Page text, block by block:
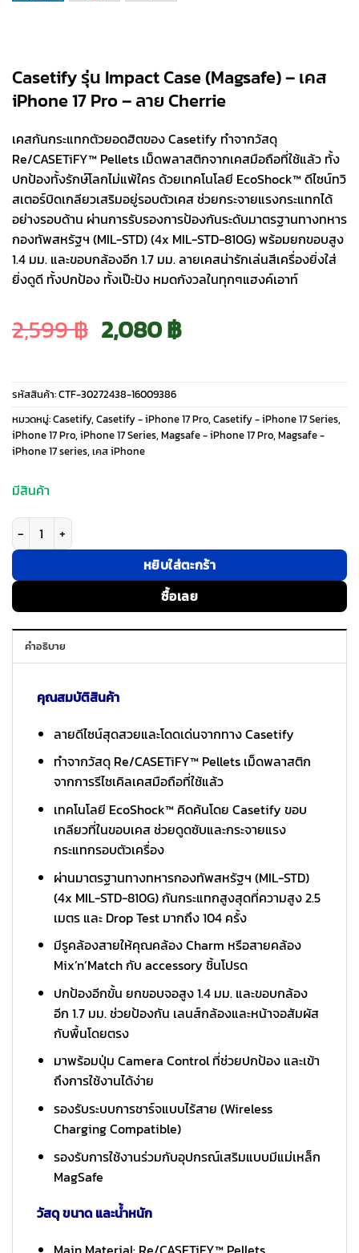
Casetify รุ่น Impact Case (Magsafe) – เคส
iPhone 17 Pro – ลาย Cherrie
เคสกันกระแทกตัวยอดฮิตของ Casetify ทำจากวัสดุ
Re/CASETiFY™ Pellets เม็ดพลาสติกจากเคสมือถือที่ใช้แล้ว ทั้ง
ปกป้องทั้งรักษ์โลกไม่แพ้ใคร ด้วยเทคโนโลยี EcoShock™ ดีไซน์ทวิ
สเตอร์บิดเกลียวเสริมอยู่รอบตัวเคส ช่วยกระจายแรงกระแทกได้
อย่างรอบด้าน ผ่านการรับรองการป้องกันระดับมาตรฐานทางทหาร
กองทัพสหรัฐฯ (MIL-STD) (4x MIL-STD-810G) พร้อมยกขอบสูง
1.4 มม. และขอบกล้องอีก 1.7 มม. ลายเคสน่ารักเล่นสีเครื่องยิ่งใส่
ยิ่งดูดี ทั้งปกป้อง ทั้งเป๊ะปัง หมดกังวลในทุกๆแฮงค์เอาท์
2,599฿ Original
price
was:
2,599 ฿.
2,080฿Current
price
is:
รหัสสินค้า:CTF-30272438-16009386
หมวดหมู่:Casetify, Casetify - iPhone 17 Pro, Casetify - iPhone 17 Series,
iPhone 17 Pro, iPhone 17 Series, Magsafe - iPhone 17 Pro, Magsafe -
iPhone 17 series, เคส iPhone
มีสินค้า
จำนวน Casetify รุ่น Impact Case (Magsafe) - เคส iPhone 17 Pro - ลาย
หยิบใส่ตะกร้า
ซื้อเลย
คำอธิบาย
คุณสมบัติสินค้า
ลายดีไซน์สุดสวยและโดดเด่นจากทาง Casetify
ทำจากวัสดุ Re/CASETiFY™ Pellets เม็ดพลาสติก
จากการรีไซเคิลเคสมือถือที่ใช้แล้ว
เทคโนโลยี EcoShock™ คิดค้นโดย Casetify ขอบ
เกลียวที่ในขอบเคส ช่วยดูดซับและกระจายแรง
กระแทกรอบตัวเครื่อง
ผ่านมาตรฐานทางทหารกองทัพสหรัฐฯ (MIL-STD)
(4x MIL-STD-810G) กันกระแทกสูงสุดที่ความสูง 2.5
เมตร และ Drop Test มากถึง 104 ครั้ง
มีรูคล้องสายให้คุณคล้อง Charm หรือสายคล้อง
Mix’n’Match กับ accessory ชิ้นโปรด
ปกป้องอีกขั้น ยกขอบจอสูง 1.4 มม. และขอบกล้อง
อีก 1.7 มม. ช่วยป้องกัน เลนส์กล้องและหน้าจอสัมผัส
กับพื้นโดยตรง
มาพร้อมปุ่ม Camera Control ที่ช่วยปกป้อง และเข้า
ถึงการใช้งานได้ง่าย
รองรับระบบการชาร์จแบบไร้สาย (Wireless
Charging Compatible)
รองรับการใช้งานร่วมกับอุปกรณ์เสริมแบบมีแม่เหล็ก
MagSafe
วัสดุ ขนาด และน้ำหนัก